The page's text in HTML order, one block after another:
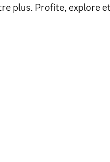
plus. Profite, explore